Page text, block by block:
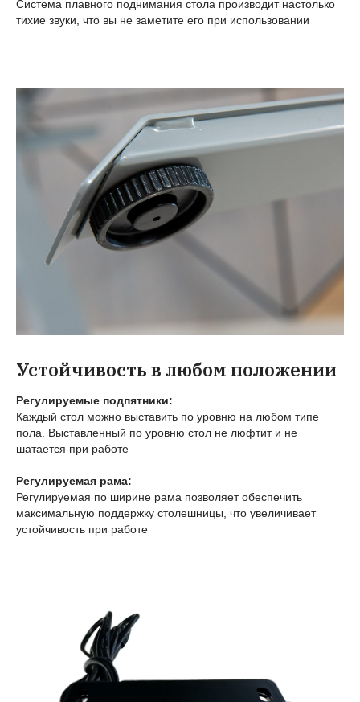
Система плавного поднимания стола производит настолько
тихие звуки, что вы не заметите его при использовании
Устойчивость в любом положении
Регулируемые подпятники:
Каждый стол можно выставить по уровню на любом типе
пола. Выставленный по уровню стол не люфтит и не
шатается при работе
Регулируемая рама:
Регулируемая по ширине рама позволяет обеспечить
максимальную поддержку столешницы, что увеличивает
устойчивость при работе